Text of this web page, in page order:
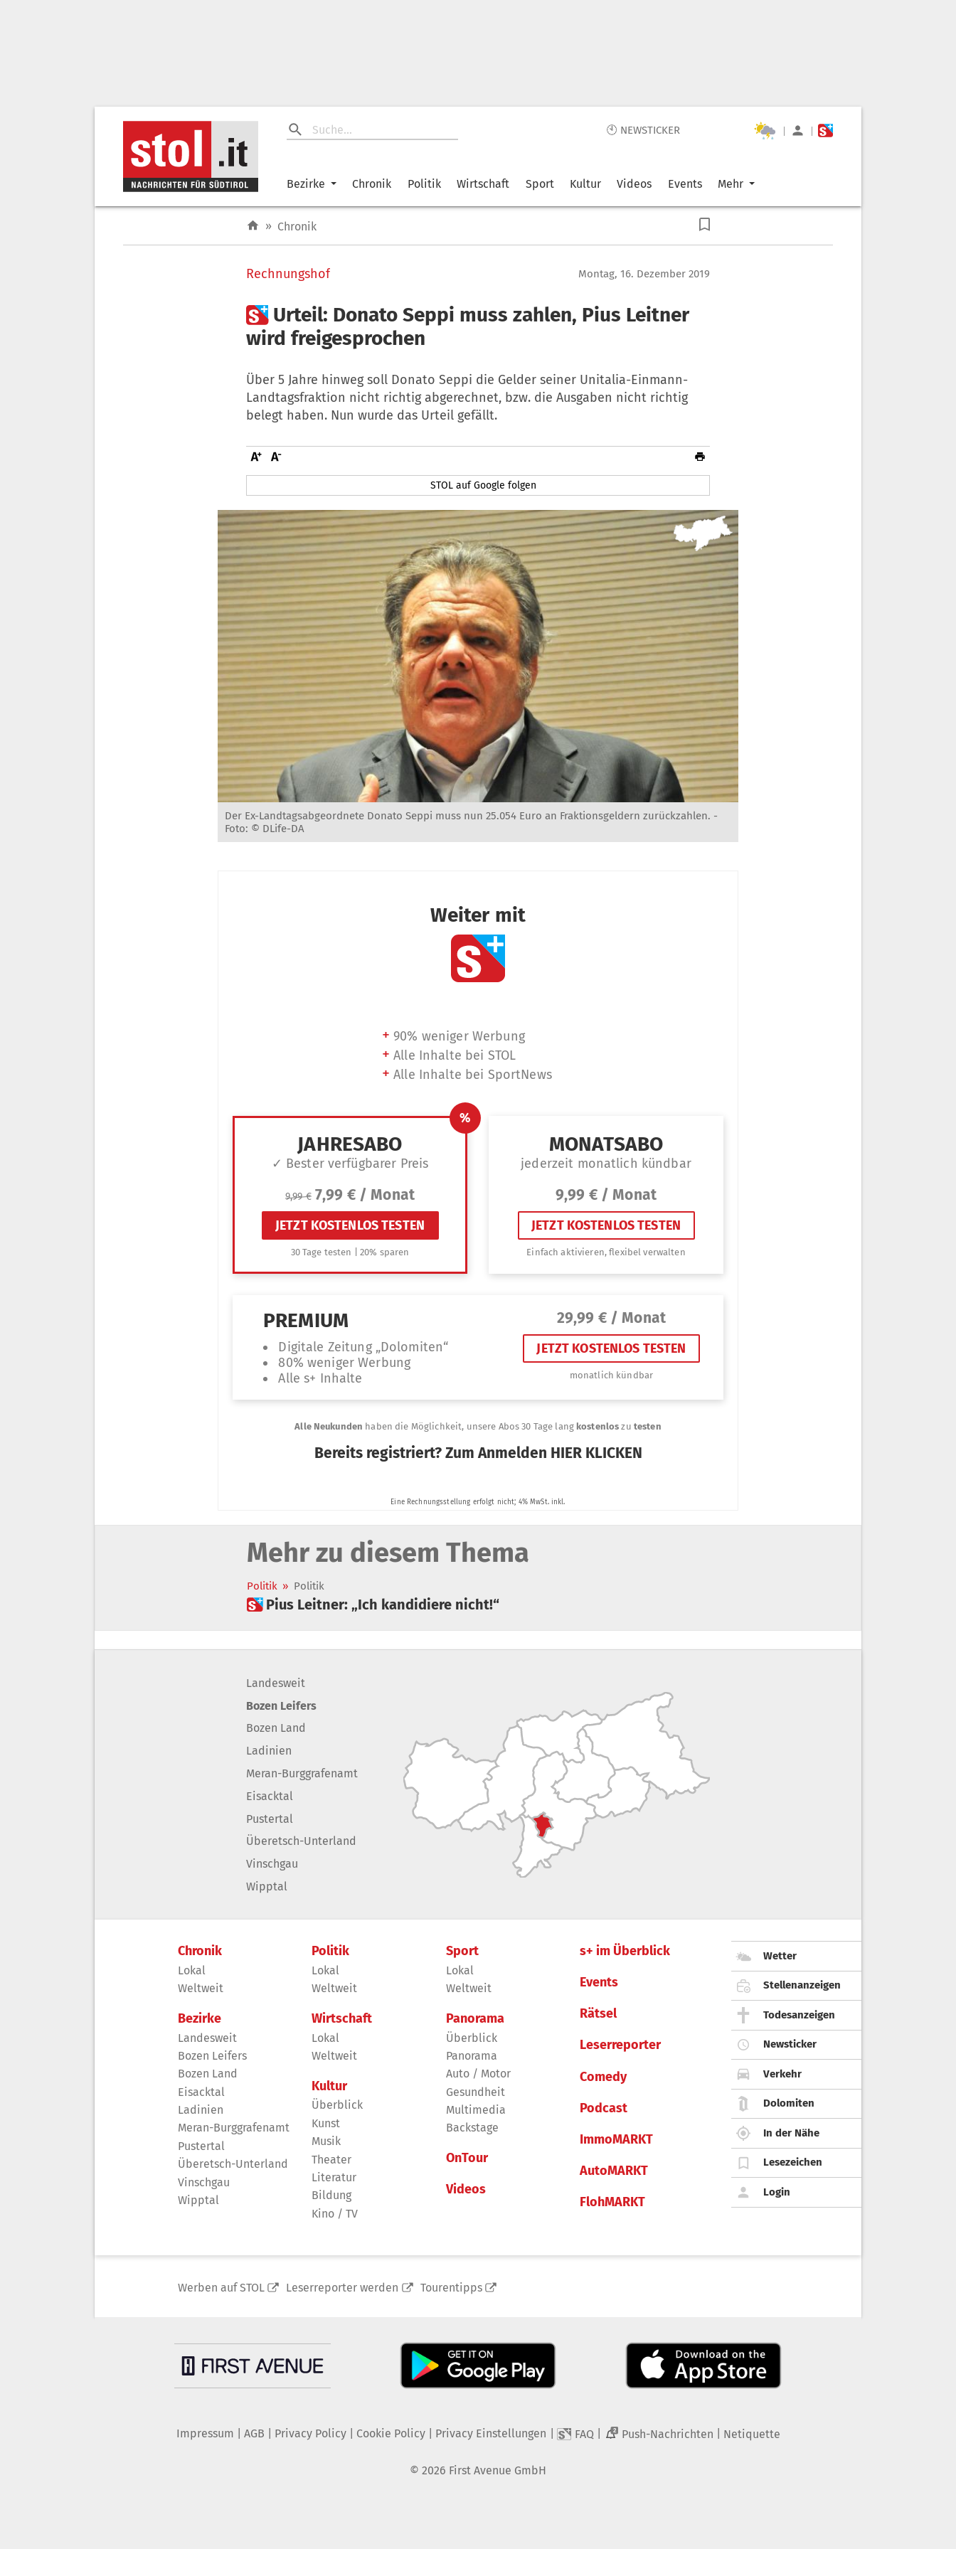
🕙 NEWSTICKER | |
Bezirke Chronik Politik Wirtschaft Sport Kultur Videos Events Mehr
» Chronik
Rechnungshof Montag, 16. Dezember 2019
 Urteil: Donato Seppi muss zahlen, Pius Leitner
wird freigesprochen
Über 5 Jahre hinweg soll Donato Seppi die Gelder seiner Unitalia-Einmann-
Landtagsfraktion nicht richtig abgerechnet, bzw. die Ausgaben nicht richtig
belegt haben. Nun wurde das Urteil gefällt.
STOL auf Google folgen
Der Ex-Landtagsabgeordnete Donato Seppi muss nun 25.054 Euro an Fraktionsgeldern zurückzahlen. -
Foto: © DLife-DA
Mehr zu diesem Thema
Politik » Politik
 Pius Leitner: „Ich kandidiere nicht!“
Landesweit
Bozen Leifers
Bozen Land
Ladinien
Meran-Burggrafenamt
Eisacktal
Pustertal
Überetsch-Unterland
Vinschgau
Wipptal
Chronik
Lokal
Weltweit
Bezirke
Landesweit
Bozen Leifers
Bozen Land
Eisacktal
Ladinien
Meran-Burggrafenamt
Pustertal
Überetsch-Unterland
Vinschgau
Wipptal
Politik
Lokal
Weltweit
Wirtschaft
Lokal
Weltweit
Kultur
Überblick
Kunst
Musik
Theater
Literatur
Bildung
Kino / TV
Sport
Lokal
Weltweit
Panorama
Überblick
Panorama
Auto / Motor
Gesundheit
Multimedia
Backstage
OnTour
Videos
s+ im Überblick
Events
Rätsel
Leserreporter
Comedy
Podcast
ImmoMARKT
AutoMARKT
FlohMARKT
Wetter
Stellenanzeigen
Todesanzeigen
Newsticker
Verkehr
Dolomiten
In der Nähe
Lesezeichen
Login
Werben auf STOL Leserreporter werden Tourentipps
Impressum AGB Privacy Policy| Cookie Policy| Privacy Einstellungen FAQ 2 Push-Nachrichten Netiquette
© 2026 First Avenue GmbH